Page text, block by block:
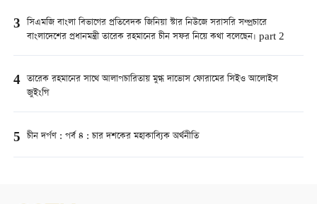
3 সিএমজি বাংলা বিভাগের প্রতিবেদক জিনিয়া স্টার নিউজে সরাসরি সম্প্রচারে
বাংলাদেশের প্রধানমন্ত্রী তারেক রহমানের চীন সফর নিয়ে কথা বলেছেন। part 2
4 তারেক রহমানের সাথে আলাপচারিতায় মুগ্ধ দাভোস ফোরামের সিইও আলোইস
জুইংগি
5 চীন দর্পণ : পর্ব ৪ : চার দশকের মহাকাব্যিক অর্থনীতি